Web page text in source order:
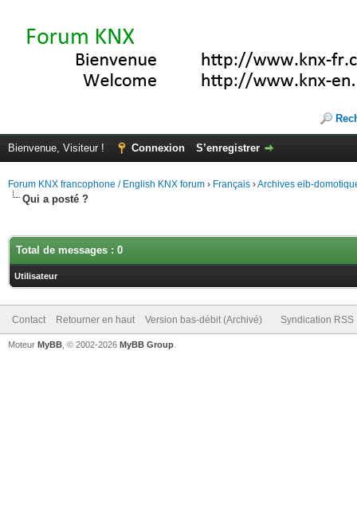
Bienvenue, Visiteur ! Connexion S’enregistrer
Forum KNX francophone / English KNX forum › Français ›Archives eib-
Qui a posté ?
Total de messages : 0
Utilisateur
Contact Retourner en haut Version bas-débit (Archivé) Syndication RSS
Moteur MyBB , © 2002-2026 MyBB Group